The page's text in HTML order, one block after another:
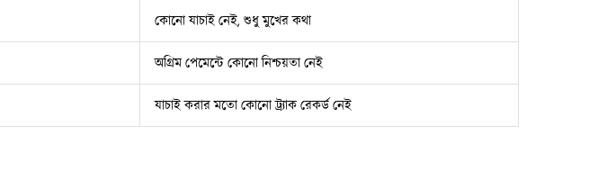
কোনো যাচাই নেই, শুধু মুখের কথা
অগ্রিম পেমেন্টে কোনো নিশ্চয়তা নেই
যাচাই করার মতো কোনো ট্র্যাক রেকর্ড নেই